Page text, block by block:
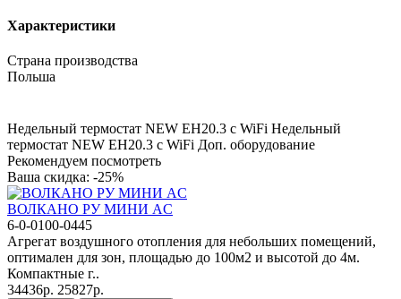
Характеристики
Страна производства
Польша
Недельный термостат NEW EH20.3 c WiFi Недельный
термостат NEW EH20.3 c WiFi Доп. оборудование
Рекомендуем посмотреть
Ваша скидка: -25%
ВОЛКАНО РУ МИНИ AC
6-0-0100-0445
Агрегат воздушного отопления для небольших помещений,
оптимален для зон, площадью до 100м2 и высотой до 4м.
Компактные г..
34436р. 25827р.